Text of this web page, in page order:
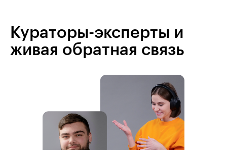
Кураторы-эксперты и
живая обратная связь